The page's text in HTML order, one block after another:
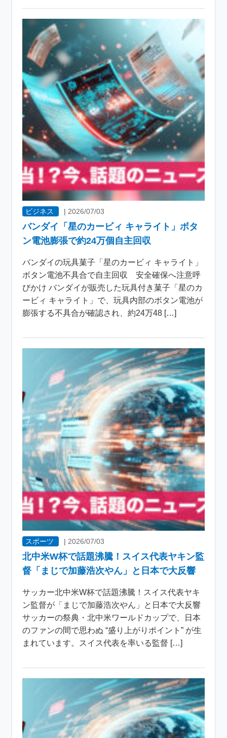
ビジネス |2026/07/03
バンダイ「星のカービィ キャライト」ボタ
ン電池膨張で約24万個自主回収
バンダイの玩具菓子「星のカービィ キャライト」
ボタン電池不具合で自主回収 安全確保へ注意呼
びかけ バンダイが販売した玩具付き菓子「星のカ
ービィ キャライト」で、玩具内部のボタン電池が
膨張する不具合が確認され、約24万48 […]
スポーツ | 2026/07/03
北中米W杯で話題沸騰！スイス代表ヤキン監
督「まじで加藤浩次やん」と日本で大反響
サッカー北中米W杯で話題沸騰！スイス代表ヤキ
ン監督が「まじで加藤浩次やん」と日本で大反響
サッカーの祭典・北中米ワールドカップで、日本
のファンの間で思わぬ “盛り上がりポイント” が生
まれています。スイス代表を率いる監督 […]